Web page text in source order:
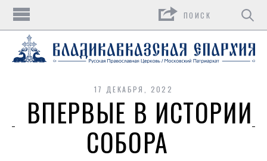
17 ДЕКАБРЯ, 2022
ВПЕРВЫЕ В ИСТОРИИ
СОБОРА